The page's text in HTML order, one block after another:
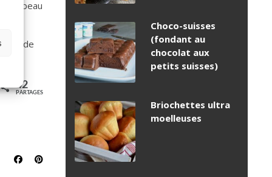
la peau
de
42
PARTAGES
Choco-suisses
(fondant au
chocolat aux
petits suisses)
Briochettes ultra
moelleuses